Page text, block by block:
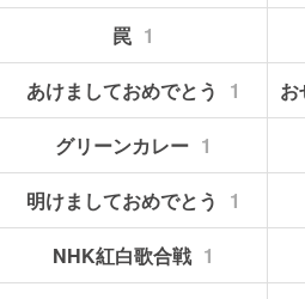
罠 1
あけましておめでとう
1
グリーンカレー 1
明けましておめでとう
1
NHK紅白歌合戦 1